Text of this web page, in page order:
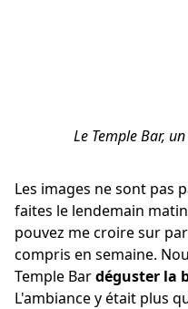
Le Temple Bar,
Les images ne sont pas
faites le lendemain
pouvez me croire sur
compris en semaine.
Temple Bardéguster la
L'ambiance y était plus